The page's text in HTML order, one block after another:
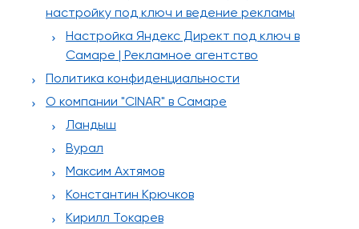
настройку под ключ и ведение рекламы
Настройка Яндекс Директ под ключ в
Самаре | Рекламное агентство
Политика конфиденциальности
О компании "CINAR" в Самаре
Ландыш
Вурал
Максим Ахтямов
Константин Крючков
Кирилл Токарев